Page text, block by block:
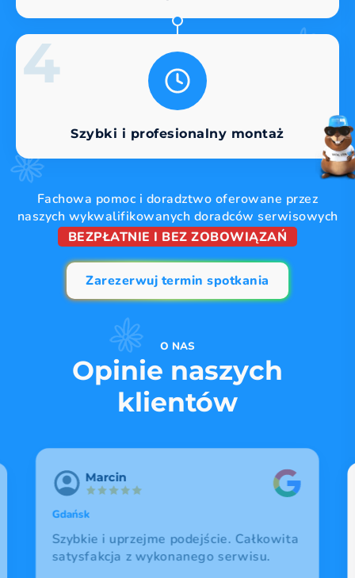
Szybki i profesionalny montaż
4
Fachowa pomoc i doradztwo oferowane przez
naszych wykwalifikowanych doradców serwisowych
BEZPŁATNIE I BEZ ZOBOWIĄZAŃ
Zarezerwuj termin spotkania
O NAS
Opinie naszych
klientów
Zofia
Poznań
Chcielibyśmy podziękować za
bezproblemowy przebieg całej realizacji.